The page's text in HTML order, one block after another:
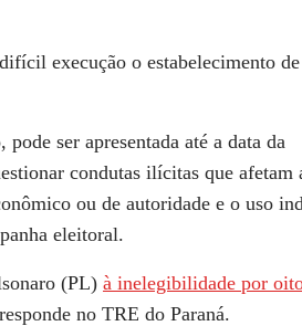
execução o estabelecimento
ser apresentada até a data da
condutas ilícitas que afetam
ou de autoridade e o uso
eleitoral.
(PL) à inelegibilidade por
no TRE do Paraná.